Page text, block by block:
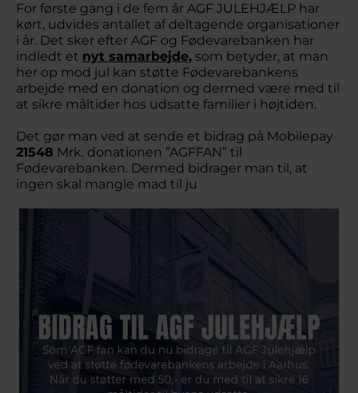
For første gang i de fem år AGF JULEHJÆLP har
kørt, udvides antallet af deltagende organisationer
i år. Det sker efter AGF og Fødevarebanken har
indledt et nyt samarbejde, som betyder, at man
her op mod jul kan støtte Fødevarebankens
arbejde med en donation og dermed være med til
at sikre måltider hos udsatte familier i højtiden.
Det gør man ved at sende et bidrag på Mobilepay
21548 Mrk. donationen ”AGFFAN” til
Fødevarebanken. Dermed bidrager man til, at
ingen skal mangle mad til ju